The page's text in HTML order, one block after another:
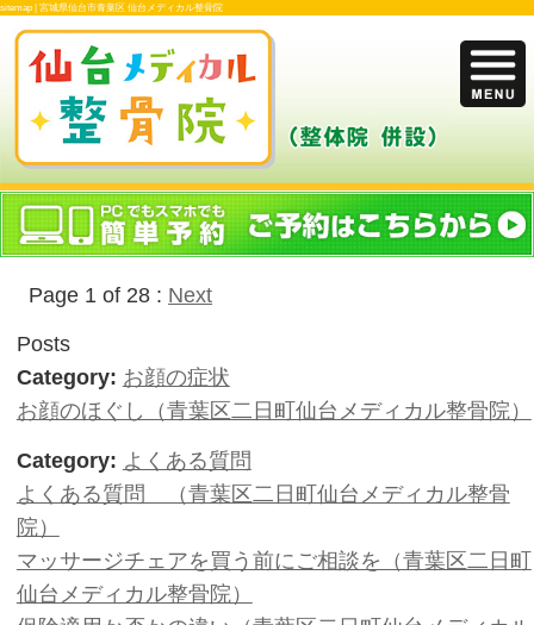
sitemap |宮城県仙台市青葉区 仙台メディカル整骨院
Page 1 of 28 :Next
Posts
Category: お顔の症状
お顔のほぐし（青葉区二日町仙台メ